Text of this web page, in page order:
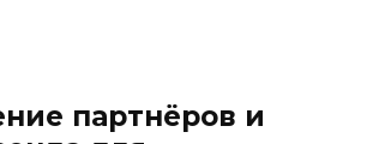
партнёров и